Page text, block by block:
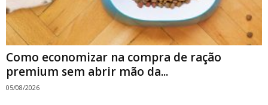
Como economizar na compra de ração
premium sem abrir mão da...
05/08/2026